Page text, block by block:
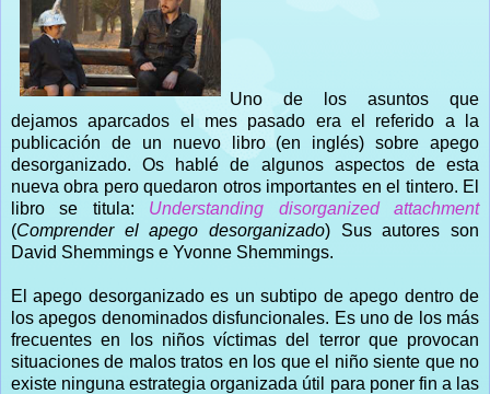
Uno de los asuntos que
dejamos aparcados el mes pasado era el referido a la
publicación de un nuevo libro (en inglés) sobre apego
desorganizado. Os hablé de algunos aspectos de esta
nueva obra pero quedaron otros importantes en el tintero. El
libro se titula: Understanding disorganized attachment
(Comprender el apego desorganizado) Sus autores son
David Shemmings e Yvonne Shemmings.
El apego desorganizado es un subtipo de apego dentro de
los apegos denominados disfuncionales. Es uno de los más
frecuentes en los niños víctimas del terror que provocan
situaciones de malos tratos en los que el niño siente que no
existe ninguna estrategia organizada útil para poner fin a las